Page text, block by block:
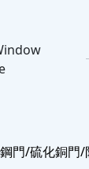
門/硫化銅門